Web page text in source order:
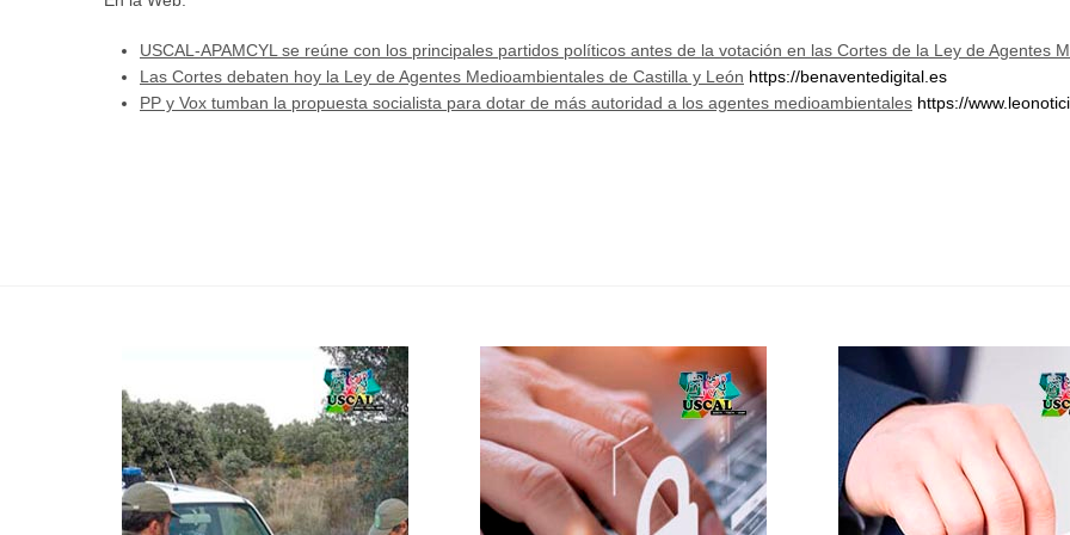
USCAL-APAMCYL se reúne con los principales partidos políticos antes de la votación en las Cortes de la Ley de Agentes
Las Cortes debaten hoy la Ley de Agentes Medioambientales de Castilla y León https://benaventedigital.es
PP y Vox tumban la propuesta socialista para dotar de más autoridad a los agentes medioambientales https://